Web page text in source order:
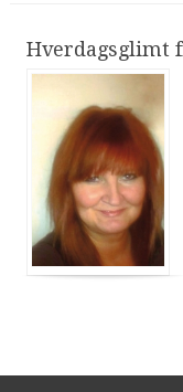
Hverdagsglimt